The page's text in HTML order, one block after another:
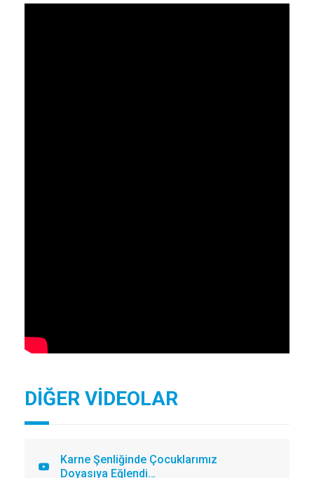
DİĞER VİDEOLAR
Karne Şenliğinde Çocuklarımız
Doyasıya Eğlendi…